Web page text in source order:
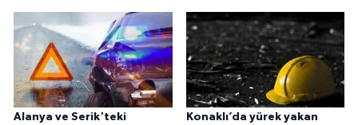
Alanya ve Serik'teki
Konaklı’da yürek yakan